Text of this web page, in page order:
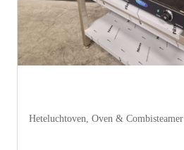
Heteluchtoven, Oven & Combisteamer